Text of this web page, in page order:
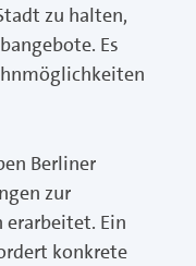
zu halten,
Es
Berliner
zur
Ein
konkrete